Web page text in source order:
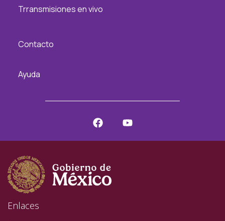
Trransmisiones en vivo
Contacto
Ayuda